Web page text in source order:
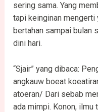
sering sama. Yang
tapi keinginan mengerti
bertahan sampai bulan
dini hari.
“Sjair” yang dibaca:
angkauw boeat
atoeran/ Dari sebab
ada mimpi. Konon, ilmu